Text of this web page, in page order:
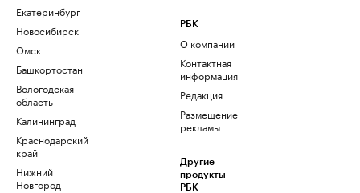
Екатеринбург
Новосибирск
Омск
Башкортостан
Вологодская
область
Калининград
Краснодарский
край
Нижний
Новгород
РБК
О компании
Контактная
информация
Редакция
Размещение
рекламы
Другие
продукты
РБК